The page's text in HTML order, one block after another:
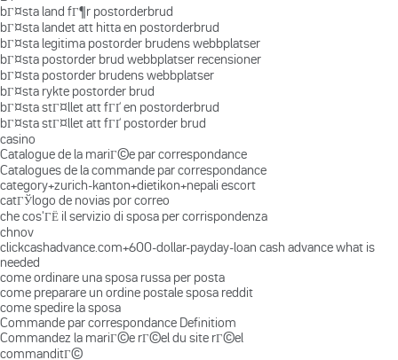
bГ¤sta land fГ¶r postorderbrud
bГ¤sta landet att hitta en postorderbrud
bГ¤sta legitima postorder brudens webbplatser
bГ¤sta postorder brud webbplatser recensioner
bГ¤sta postorder brudens webbplatser
bГ¤sta rykte postorder brud
bГ¤sta stГ¤llet att fГҐ en postorderbrud
bГ¤sta stГ¤llet att fГҐ postorder brud
casino
Catalogue de la mariГ©e par correspondance
Catalogues de la commande par correspondance
category+zurich-kanton+dietikon+nepali escort
catГЎlogo de novias por correo
che cos'ГЁ il servizio di sposa per corrispondenza
chnov
clickcashadvance.com+600-dollar-payday-loan cash advance what is
needed
come ordinare una sposa russa per posta
come preparare un ordine postale sposa reddit
come spedire la sposa
Commande par correspondance Definitiom
Commandez la mariГ©e rГ©el du site rГ©el
commanditГ©